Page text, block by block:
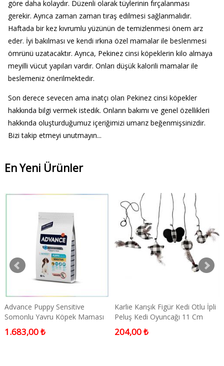
göre daha kolaydır. Düzenli olarak tüylerinin fırçalanması
gerekir. Ayrıca zaman zaman tıraş edilmesi sağlanmalıdır.
Haftada bir kez kıvrumlu yüzünün de temizlenmesi önem arz
eder. İyi bakılması ve kendi ırkına özel mamalar ile beslenmesi
ömrünü uzatacaktır. Ayrıca, Pekinez cinsi köpeklerin kilo almaya
meyilli vücut yapıları vardır. Onları düşük kalorili mamalar ile
beslemeniz önerilmektedir.
Son derece sevecen ama inatçı olan Pekinez cinsi köpekler
hakkında bilgi vermek istedik. Onların bakımı ve genel özellikleri
hakkında oluşturduğumuz içeriğimizi umarız beğenmişsinizdir.
Bizi takip etmeyi unutmayın...
En Yeni Ürünler
Advance Puppy Sensitive
Somonlu Yavru Köpek Maması
3 Kg
1.683,00 ₺
Karlie Karışık Figür Kedi Otlu İpli
Peluş Kedi Oyuncağı 11 Cm
204,00 ₺